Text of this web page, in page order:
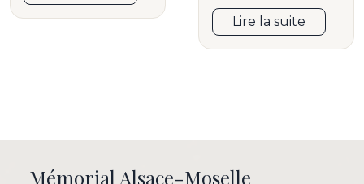
Lire la suite
Mémorial Alsace-Moselle